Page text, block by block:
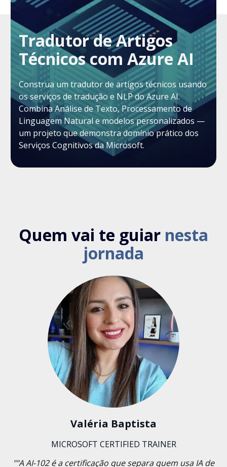
Tradutor de Artigos
Técnicos com Azure AI
Construa um tradutor de artigos técnicos usando
os serviços de tradução e NLP do Azure AI.
Combina Análise de Texto, Processamento de
Linguagem Natural e modelos personalizados —
um projeto que demonstra domínio prático dos
Serviços Cognitivos da Microsoft.
Quem vai te guiar nesta
jornada
Valéria Baptista
MICROSOFT CERTIFIED TRAINER
""A AI-102 é a certificação que separa quem usa IA de